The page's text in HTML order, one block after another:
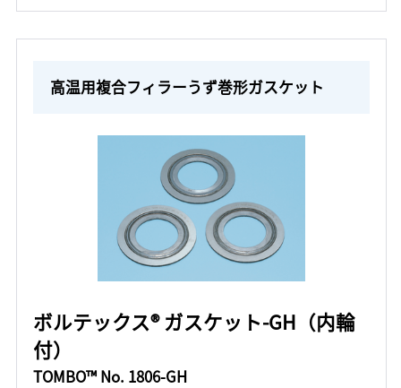
高温用複合フィラーうず巻形ガスケット
ボルテックス® ガスケット-GH（内輪
付）
TOMBO™ No. 1806-GH